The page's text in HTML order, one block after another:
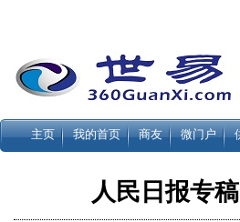
主页 我的首页 商友 微门户
人民日报专